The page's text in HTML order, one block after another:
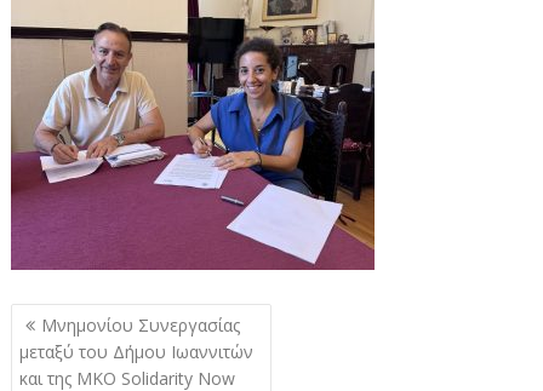
Πλοήγηση
άρθρων
Μνημονίου Συνεργασίας
μεταξύ του Δήμου Ιωαννιτών
και της ΜΚΟ Solidarity Now